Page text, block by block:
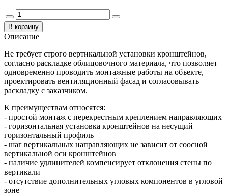
Описание
Не требует строго вертикальной установки кронштейнов,
согласно раскладке облицовочного материала, что позволяет
одновременно проводить монтажные работы на объекте,
проектировать вентиляционный фасад и согласовывать
раскладку с заказчиком.
К преимуществам относятся:
- простой монтаж с перекрестным креплением направляющих
- горизонтальная установка кронштейнов на несущий
горизонтальный профиль
- шаг вертикальных направляющих не зависит от соосной
вертикальной оси кронштейнов
- наличие удлинителей компенсирует отклонения стены по
вертикали
- отсутствие дополнительных угловых компонентов в угловой
зоне